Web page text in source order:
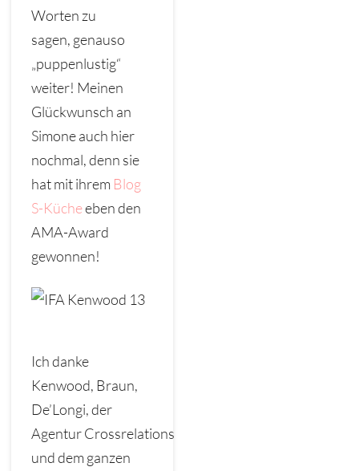
Worten zu
sagen, genauso
„puppenlustig“
weiter! Meinen
Glückwunsch an
Simone auch hier
nochmal, denn sie
hat mit ihrem Blog
S-Kücheeben den
AMA-Award
gewonnen!
Ich danke
Kenwood, Braun,
De’Longi, der
Agentur Crossrelations
und dem ganzen